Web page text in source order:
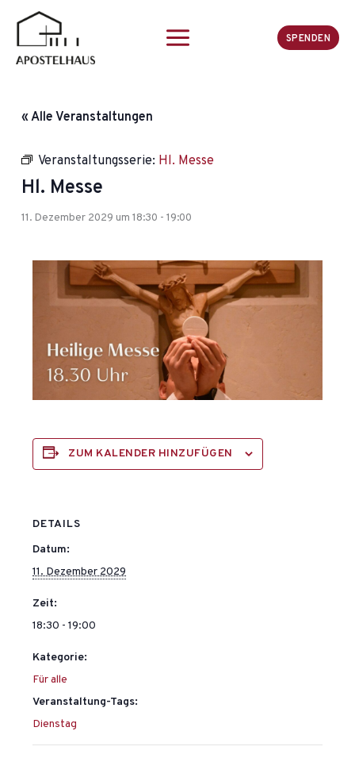
springen
SPENDEN
« Alle Veranstaltungen
Veranstaltungsserie: Hl. Messe
Hl. Messe
11. Dezember 2029 um 18:30 -19:00
ZUM KALENDER HINZUFÜGEN
DETAILS
Datum:
11. Dezember 2029
Zeit:
18:30 - 19:00
Kategorie:
Für alle
Veranstaltung-Tags:
Dienstag